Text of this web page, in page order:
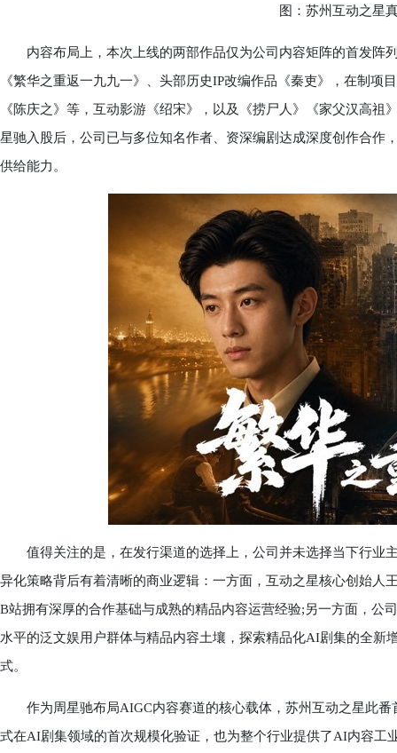
图：苏州互动之星真
内容布局上，本次上线的两部作品仅为公司内容矩阵的首发阵
《繁华之重返一九九一》、头部历史IP改编作品《秦吏》，在制
《陈庆之》等，互动影游《绍宋》，以及《捞尸人》《家父汉高
星驰入股后，公司已与多位知名作者、资深编剧达成深度创作合作
供给能力。
值得关注的是，在发行渠道的选择上，公司并未选择当下行业
异化策略背后有着清晰的商业逻辑：一方面，互动之星核心创始人
B站拥有深厚的合作基础与成熟的精品内容运营经验;另一方面，公
水平的泛文娱用户群体与精品内容土壤，探索精品化AI剧集的全新
式。
作为周星驰布局AIGC内容赛道的核心载体，苏州互动之星此番
式在AI剧集领域的首次规模化验证，也为整个行业提供了AI内容工